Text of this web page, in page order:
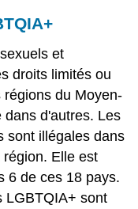
et
droits limités ou
du Moyen-
dans d'autres. Les
sont illégales dans
Elle est
6 de ces 18 pays.
LGBTQIA+ sont